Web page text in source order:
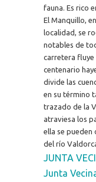
fauna. Es rico
El Manquillo,
localidad, se
notables de
carretera fluye
centenario
divide las
en su término
trazado de la
atraviesa los
ella se
del río
JUNTA
Junta